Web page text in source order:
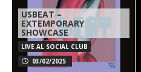
USBEAT –
EXTEMPORARY
SHOWCASE
LIVE AL SOCIAL CLUB
03/02/2025